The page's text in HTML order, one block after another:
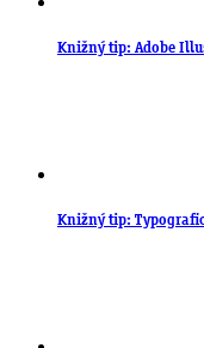
Knižný tip: Adobe
Knižný tip: